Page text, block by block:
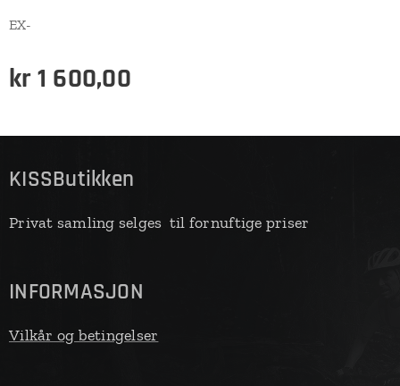
EX-
kr1 600,00
KISSButikken
Privat samling selges til fornuftige priser
INFORMASJON
Vilkår og betingelser